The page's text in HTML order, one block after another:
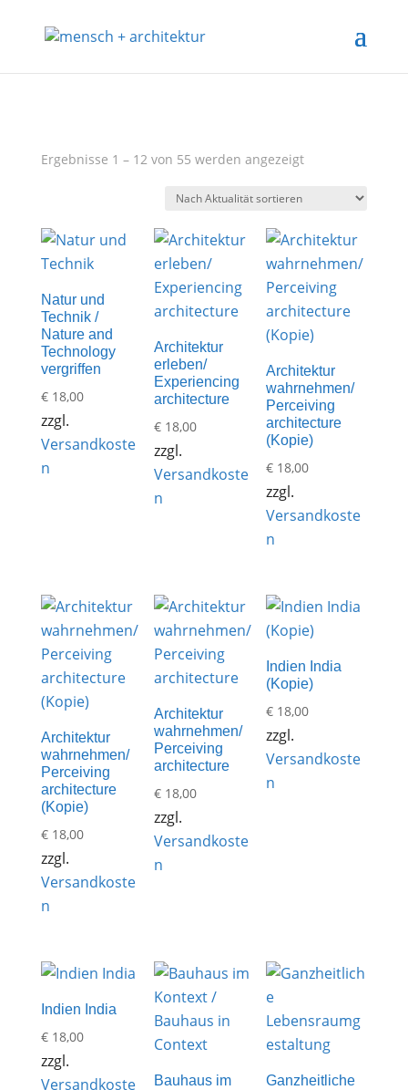
Ergebnisse 1 – 12 von 55 werden angezeigtNach
Natur und
Technik /
Nature and
Technology
vergriffen
€18,00
zzgl.
Versandkoste
n
Architektur
erleben/
Experiencing
architecture
€18,00
zzgl.
Versandkoste
n
Architektur
wahrnehmen/
Perceiving
architecture
(Kopie)
€ 18,00
zzgl.
Versandkoste
n
Architektur
wahrnehmen/
Perceiving
architecture
(Kopie)
€18,00
zzgl.
Versandkoste
n
Architektur
wahrnehmen/
Perceiving
architecture
€18,00
zzgl.
Versandkoste
n
Indien India
(Kopie)
€ 18,00
zzgl.
Versandkoste
n
Indien India
€18,00
zzgl.
Versandkoste
Bauhaus im
Ganzheitliche